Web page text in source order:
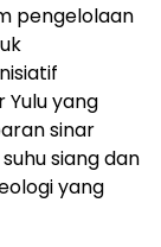
pengelolaan
yang
sinar
siang dan
yang